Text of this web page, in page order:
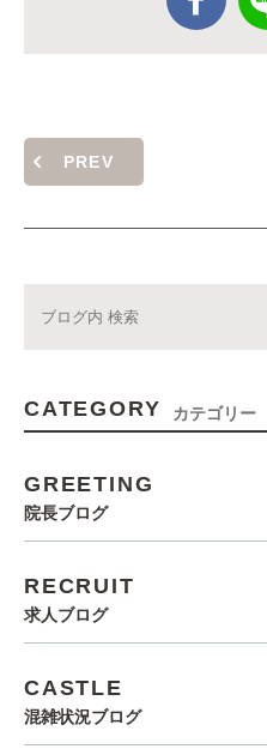
PREV
CATEGORY カテゴリー
GREETING
院長ブログ
RECRUIT
求人ブログ
CASTLE
混雑状況ブログ